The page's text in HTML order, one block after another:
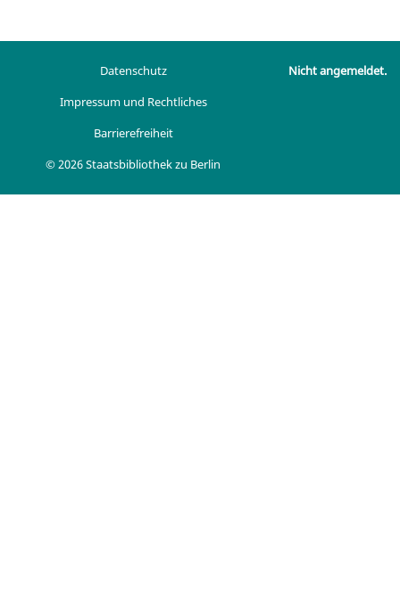
Datenschutz
Impressum und Rechtliches
Barrierefreiheit
© 2026 Staatsbibliothek zu Berlin
Nicht angemeldet.